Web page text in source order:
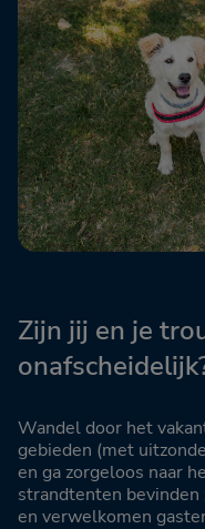
Zijn jij en je
Wandel door het
gebieden (met
en ga zorgeloos naar
strandtenten bevinden
en verwelkomen